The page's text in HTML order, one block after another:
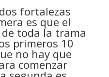
fortalezas
es que el
toda la trama
primeros 10
no hay que
comenzar